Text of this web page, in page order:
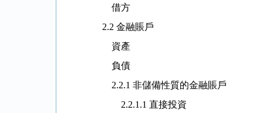
借方
2.2 金融賬戶
資產
負債
2.2.1 非儲備性質的金融賬戶
2.2.1.1 直接投資